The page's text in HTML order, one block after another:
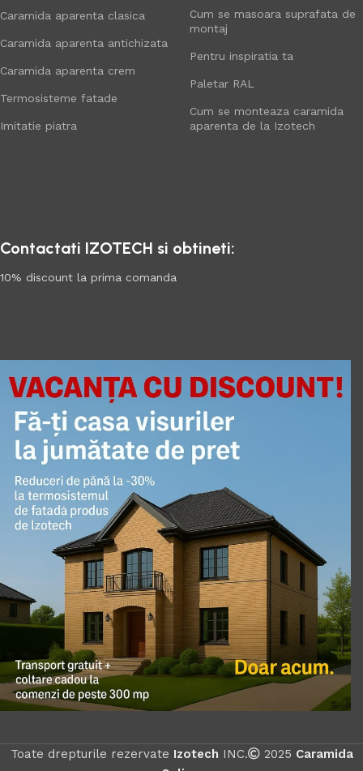
Caramida aparenta clasica
Caramida aparenta antichizata
Caramida aparenta crem
Termosisteme fatade
Imitatie piatra
Cum se masoara suprafata de
montaj
Pentru inspiratia ta
Paletar RAL
Cum se monteaza caramida
aparenta de la Izotech
Contactati IZOTECH si obtineti:
10% discount la prima comanda
Toate drepturile rezervate Izotech INC. 2025 Caramida